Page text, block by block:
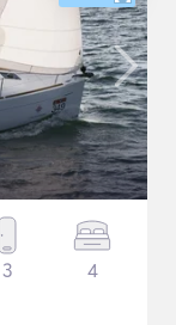
3 4